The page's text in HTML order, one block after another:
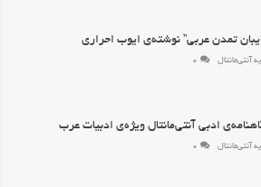
تمدن عربی” نوشته‌ی ایوب احراری
آنتی‌مانتال ۰
ادبی آنتی‌مانتال ویژه‌ی ادبیات عرب
آنتی‌مانتال ۰